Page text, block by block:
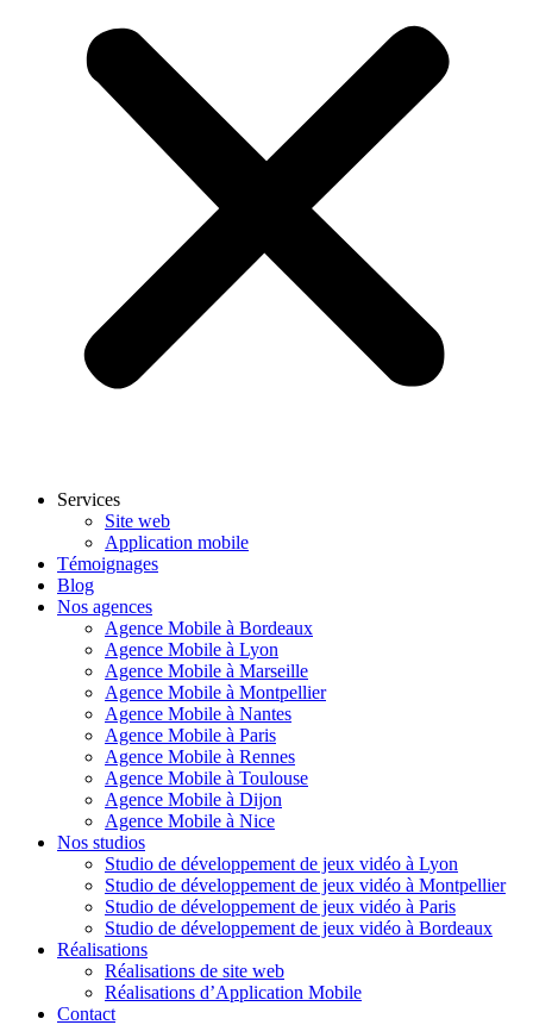
Services
Site web
Application mobile
Témoignages
Blog
Nos agences
Agence Mobile à Bordeaux
Agence Mobile à Lyon
Agence Mobile à Marseille
Agence Mobile à Montpellier
Agence Mobile à Nantes
Agence Mobile à Paris
Agence Mobile à Rennes
Agence Mobile à Toulouse
Agence Mobile à Dijon
Agence Mobile à Nice
Nos studios
Studio de développement de jeux vidéo à Lyon
Studio de développement de jeux vidéo à Montpellier
Studio de développement de jeux vidéo à Paris
Studio de développement de jeux vidéo à Bordeaux
Réalisations
Réalisations de site web
Réalisations d’Application Mobile
Contact